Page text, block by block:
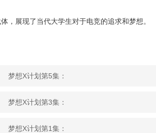
，展现了当代大学生对于电竞的追求和梦想。
梦想X计划第5集：
梦想X计划第3集：
梦想X计划第1集：